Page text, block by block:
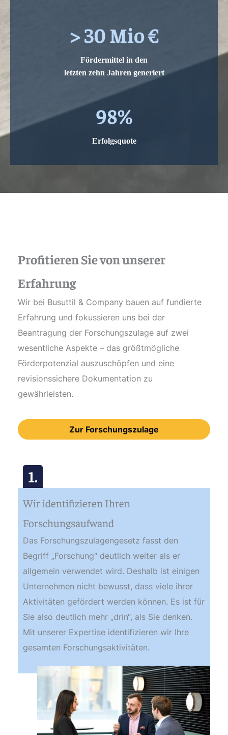
> 30 Mio €
Fördermittel in den
letzten zehn Jahren generiert
98%
Erfolgsquote
Profitieren Sie von unserer
Erfahrung
Wir bei Busuttil & Company bauen auf fundierte
Erfahrung und fokussieren uns bei der
Beantragung der Forschungszulage auf zwei
wesentliche Aspekte – das größtmögliche
Förderpotenzial auszuschöpfen und eine
revisionssichere Dokumentation zu
gewährleisten.
Zur Forschungszulage
1.
Wir identifizieren Ihren
Forschungsaufwand
Das Forschungszulagengesetz fasst den
Begriff „Forschung“ deutlich weiter als er
allgemein verwendet wird. Deshalb ist einigen
Unternehmen nicht bewusst, dass viele ihrer
Aktivitäten gefördert werden können. Es ist für
Sie also deutlich mehr „drin“, als Sie denken.
Mit unserer Expertise identifizieren wir Ihre
gesamten Forschungsaktivitäten.